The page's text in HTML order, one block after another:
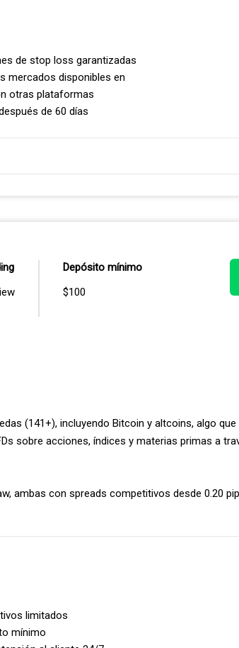
de stop loss garantizadas
mercados disponibles en
otras plataformas
de 60 días
de forma constante en los pares de
brutos, donde registró los spreads
lugar con IC Markets), superando el
de trading muy bajos, lo cual la convierte en
Depósito mínimo
$100
(141+), incluyendo Bitcoin y altcoins, algo
sobre acciones, índices y materias primas a
ambas con spreads competitivos desde 0.20
limitados
mínimo